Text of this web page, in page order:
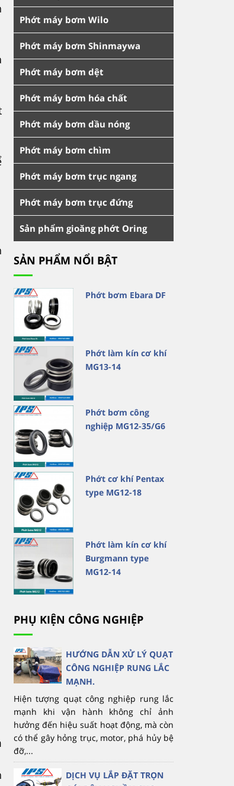
Phớt máy bơm Wilo
Phớt máy bơm Shinmaywa
Phớt máy bơm dệt
Phớt máy bơm hóa chất
Phớt máy bơm dầu nóng
Phớt máy bơm chìm
Phớt máy bơm trục ngang
Phớt máy bơm trục đứng
Sản phẩm gioăng phớt Oring
SẢN PHẨM NỔI BẬT
Phớt bơm Ebara DF
Phớt làm kín cơ khí
MG13-14
Phớt bơm công
nghiệp MG12-35/G6
Phớt cơ khí Pentax
type MG12-18
Phớt làm kín cơ khí
Burgmann type
MG12-14
PHỤ KIỆN CÔNG NGHIỆP
HƯỚNG DẪN XỬ LÝ QUẠT
CÔNG NGHIỆP RUNG LẮC
MẠNH.
Hiện tượng quạt công nghiệp rung lắc
mạnh khi vận hành không chỉ ảnh
hưởng đến hiệu suất hoạt động, mà còn
có thể gây hỏng trục, motor, phá hủy bệ
đỡ,...
DỊCH VỤ LẮP ĐẶT TRỌN